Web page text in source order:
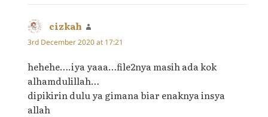
cizkah
3rd December 2020 at 17:21
hehehe….iya yaaa…file2nya masih ada kok
alhamdulillah…
dipikirin dulu ya gimana biar enaknya insya
allah